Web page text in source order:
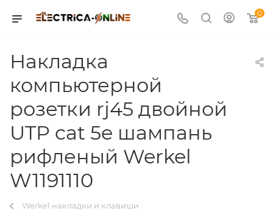
0
Накладка
компьютерной
розетки rj45 двойной
UTP cat 5e шампань
рифленый Werkel
W1191110
Werkel накладки и клавиши